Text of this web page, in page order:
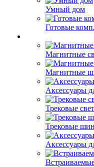
Умный дом
Готовые
Магнитные
Магнитные
Аксессуары
Трековые
Трековые
Аксессуары